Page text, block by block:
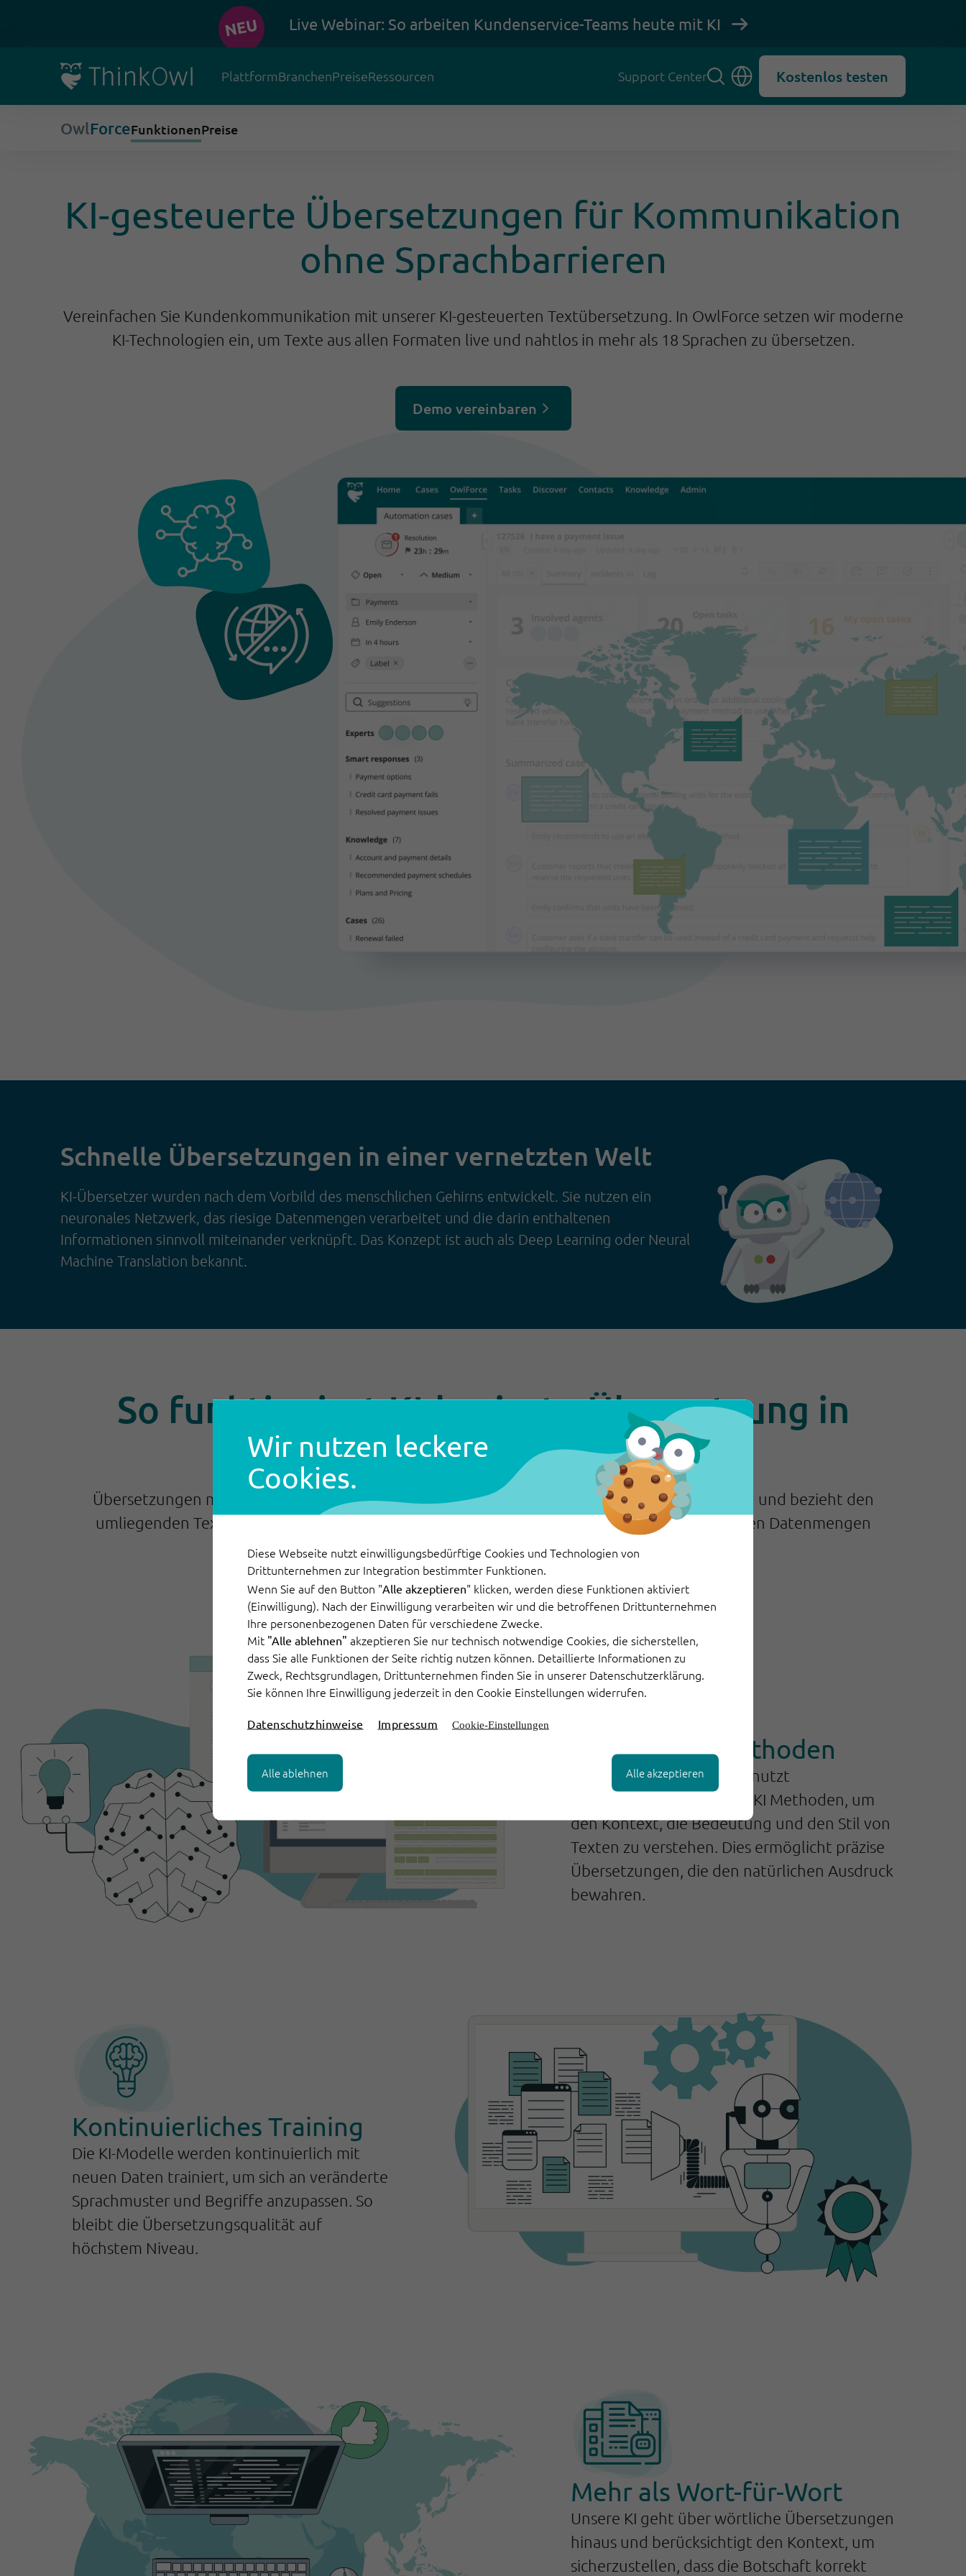
Wir nutzen leckere
Cookies.
Diese Webseite nutzt einwilligungsbedürftige Cookies und Technologien von
Drittunternehmen zur Integration bestimmter Funktionen.
Wenn Sie auf den Button "Alle akzeptieren" klicken, werden diese Funktionen aktiviert
(Einwilligung). Nach der Einwilligung verarbeiten wir und die betroffenen Drittunternehmen
Ihre personenbezogenen Daten für verschiedene Zwecke.
Mit "Alle ablehnen" akzeptieren Sie nur technisch notwendige Cookies, die sicherstellen,
dass Sie alle Funktionen der Seite richtig nutzen können. Detaillierte Informationen zu
Zweck, Rechtsgrundlagen, Drittunternehmen finden Sie in unserer Datenschutzerklärung.
Sie können Ihre Einwilligung jederzeit in den Cookie Einstellungen widerrufen.
Datenschutzhinweise Impressum Cookie-Einstellungen
Alle ablehnen Alle akzeptieren
Live Webinar: So arbeiten Kundenservice-Teams heute mit KI
PlattformBranchenPreiseRessourcen Support Center Kostenlos testen
OwlForceFunktionenPreise
KI-gesteuerte Übersetzungen für Kommunikation
ohne Sprachbarrieren
Vereinfachen Sie Kundenkommunikation mit unserer KI-gesteuerten Textübersetzung. In OwlForce setzen wir moderne
KI-Technologien ein, um Texte aus allen Formaten live und nahtlos in mehr als 18 Sprachen zu übersetzen.
Demo vereinbaren
Schnelle Übersetzungen in einer vernetzten Welt
KI-Übersetzer wurden nach dem Vorbild des menschlichen Gehirns entwickelt. Sie nutzen ein
neuronales Netzwerk, das riesige Datenmengen verarbeitet und die darin enthaltenen
Informationen sinnvoll miteinander verknüpft. Das Konzept ist auch als Deep Learning oder Neural
Machine Translation bekannt.
So funktioniert KI-basierte Übersetzung in
OwlForce
Übersetzungen mit KI sind flexibel und anpassungsfähig. Die KI lernt aus vergangenen Fehlern und bezieht den
umliegenden Text mit ein. Außerdem profitieren Sie von der Schnelligkeit, mit der die enormen Datenmengen
verarbeitet werden.
Moderne KI-Methoden
Unser Übersetzungs-Tool nutzt
leistungsstarke, moderne KI Methoden, um
den Kontext, die Bedeutung und den Stil von
Texten zu verstehen. Dies ermöglicht präzise
Übersetzungen, die den natürlichen Ausdruck
bewahren.
Kontinuierliches Training
Die KI-Modelle werden kontinuierlich mit
neuen Daten trainiert, um sich an veränderte
Sprachmuster und Begriffe anzupassen. So
bleibt die Übersetzungsqualität auf
höchstem Niveau.
Mehr als Wort-für-Wort
Unsere KI geht über wörtliche Übersetzungen
hinaus und berücksichtigt den Kontext, um
sicherzustellen, dass die Botschaft korrekt